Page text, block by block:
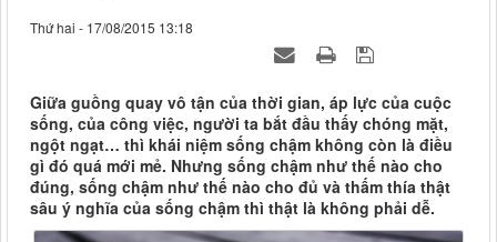
Thứ hai - 17/08/2015 13:18
Giữa guồng quay vô tận của thời gian, áp lực của cuộc
sống, của công việc, người ta bắt đầu thấy chóng mặt,
ngột ngạt… thì khái niệm sống chậm không còn là điều
gì đó quá mới mẻ. Nhưng sống chậm như thế nào cho
đúng, sống chậm như thế nào cho đủ và thấm thía thật
sâu ý nghĩa của sống chậm thì thật là không phải dễ.